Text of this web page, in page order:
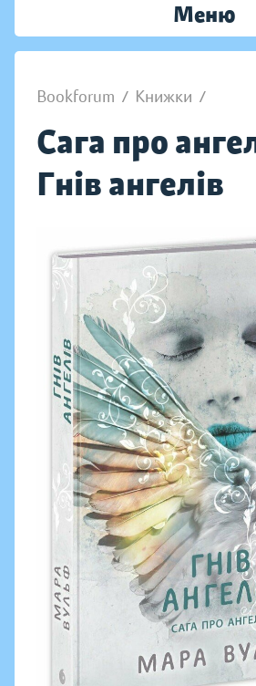
Меню
Bookforum / Книжки /
Сага про
Гнів ангелів